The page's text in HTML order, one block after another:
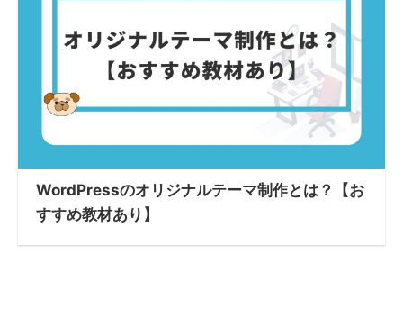
WordPressのオリジナルテーマ制作とは？【お
すすめ教材あり】